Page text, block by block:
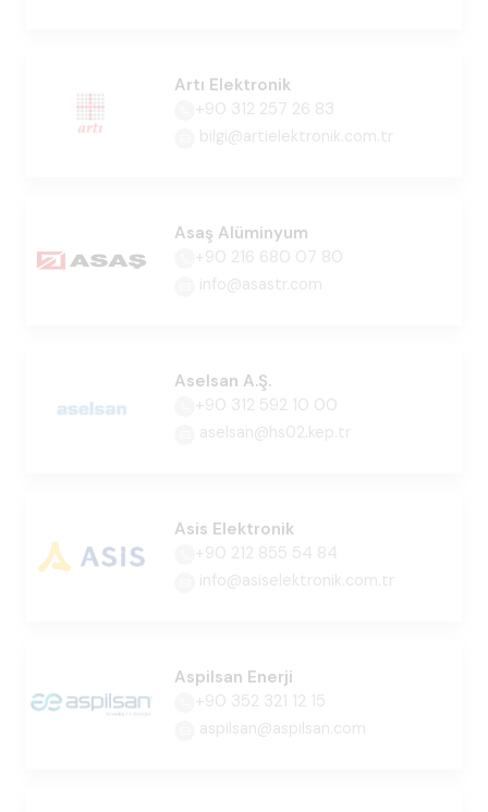
Artı Elektronik
+90 312 257 26 83
bilgi@artielektronik.com.tr
Asaş Alüminyum
+90 216 680 07 80
info@asastr.com
Aselsan A.Ş.
+90 312 592 10 00
aselsan@hs02.kep.tr
Asis Elektronik
+90 212 855 54 84
info@asiselektronik.com.tr
Aspilsan Enerji
+90 352 321 12 15
aspilsan@aspilsan.com